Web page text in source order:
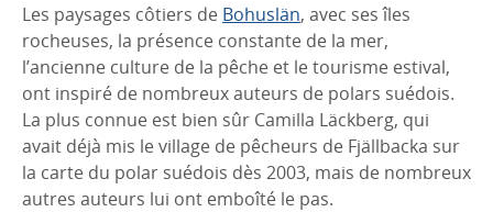
Les paysages côtiers de Bohuslän, avec ses îles
rocheuses, la présence constante de la mer,
l’ancienne culture de la pêche et le tourisme estival,
ont inspiré de nombreux auteurs de polars suédois.
La plus connue est bien sûr Camilla Läckberg, qui
avait déjà mis le village de pêcheurs de Fjällbacka sur
la carte du polar suédois dès 2003, mais de nombreux
autres auteurs lui ont emboîté le pas.